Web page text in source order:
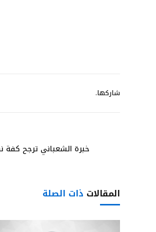
شاركها.
خبرة الشعباني ترجح كفة
المقالات ذات الصلة